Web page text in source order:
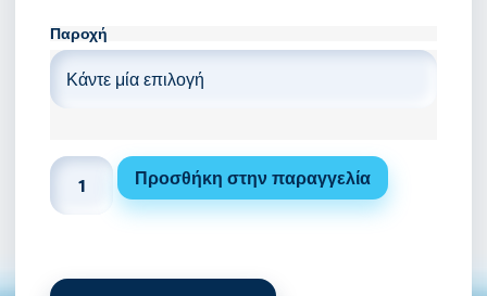
Παροχή
Προσθήκη στην παραγγελία